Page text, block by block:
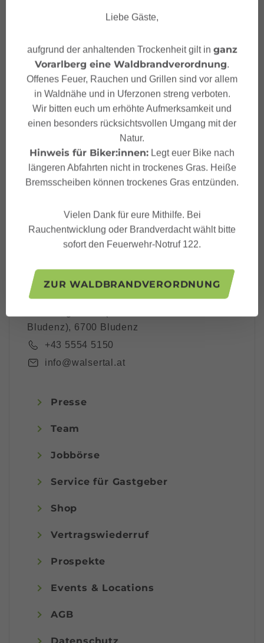
Dein Großes Walsertal
Newsletter
Ich akzeptiere dieDatenschutzbestimmungen
Großes Walsertal Tourismus
Bludenz), 6700 Bludenz
+43 5554 5150
info@walsertal.at
Presse
Team
Jobbörse
Service für Gastgeber
Shop
Vertragswiederruf
Prospekte
Events & Locations
AGB
Liebe Gäste,
aufgrund der anhaltenden Trockenheit gilt in ganz
Vorarlberg eine Waldbrandverordnung.
Offenes Feuer, Rauchen und Grillen sind vor allem
in Waldnähe und in Uferzonen streng verboten.
Wir bitten euch um erhöhte Aufmerksamkeit und
einen besonders rücksichtsvollen Umgang mit der
Natur.
Hinweis für Biker:innen: Legt euer Bike nach
längeren Abfahrten nicht in trockenes Gras. Heiße
Bremsscheiben können trockenes Gras entzünden.
Vielen Dank für eure Mithilfe. Bei
Rauchentwicklung oder Brandverdacht wählt bitte
sofort den Feuerwehr-Notruf 122.
ZUR WALDBRANDVERORDNUNG